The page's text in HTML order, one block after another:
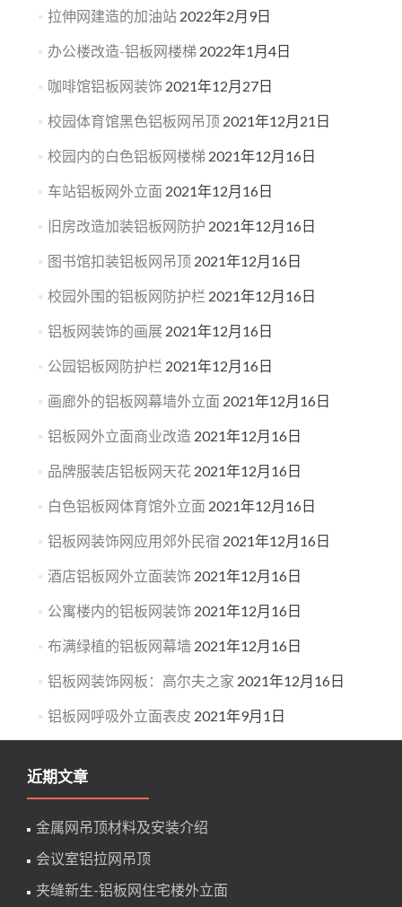
拉伸网建造的加油站 2022年2月9日
办公楼改造-铝板网楼梯 2022年1月4日
咖啡馆铝板网装饰 2021年12月27日
校园体育馆黑色铝板网吊顶 2021年12月21日
校园内的白色铝板网楼梯 2021年12月16日
车站铝板网外立面 2021年12月16日
旧房改造加装铝板网防护 2021年12月16日
图书馆扣装铝板网吊顶 2021年12月16日
校园外围的铝板网防护栏 2021年12月16日
铝板网装饰的画展 2021年12月16日
公园铝板网防护栏 2021年12月16日
画廊外的铝板网幕墙外立面 2021年12月16日
铝板网外立面商业改造 2021年12月16日
品牌服装店铝板网天花 2021年12月16日
白色铝板网体育馆外立面 2021年12月16日
铝板网装饰网应用郊外民宿 2021年12月16日
酒店铝板网外立面装饰 2021年12月16日
公寓楼内的铝板网装饰 2021年12月16日
布满绿植的铝板网幕墙 2021年12月16日
铝板网装饰网板：高尔夫之家 2021年12月16日
铝板网呼吸外立面表皮 2021年9月1日
近期文章
金属网吊顶材料及安装介绍
会议室铝拉网吊顶
夹缝新生-铝板网住宅楼外立面